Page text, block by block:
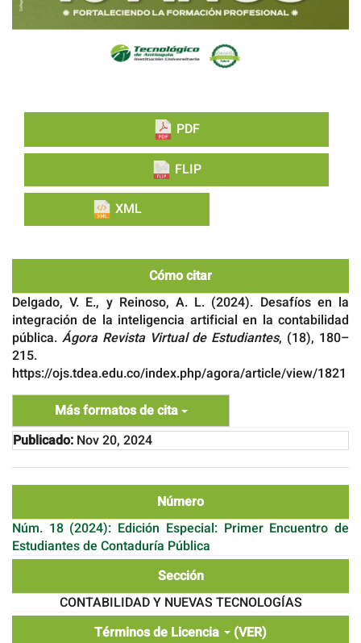
PDF
FLIP
XML
Cómo citar
Delgado, V. E., y Reinoso, A. L. (2024). Desafíos en la
integración de la inteligencia artificial en la contabilidad
pública. Ágora Revista Virtual de Estudiantes, (18), 180–
215.
https://ojs.tdea.edu.co/index.php/agora/article/view/1821
Más formatos de cita
Publicado: Nov 20, 2024
Número
Núm. 18 (2024): Edición Especial: Primer Encuentro de
Estudiantes de Contaduría Pública
Sección
CONTABILIDAD Y NUEVAS TECNOLOGÍAS
Términos de Licencia
(VER)